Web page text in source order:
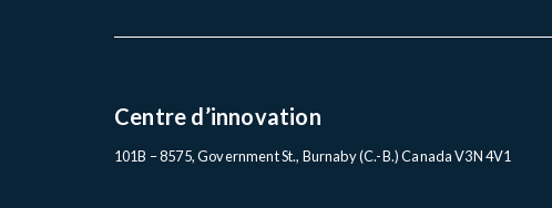
Centre d’innovation
101B – 8575, Government St., Burnaby (C.-B.) Canada V3N 4V1